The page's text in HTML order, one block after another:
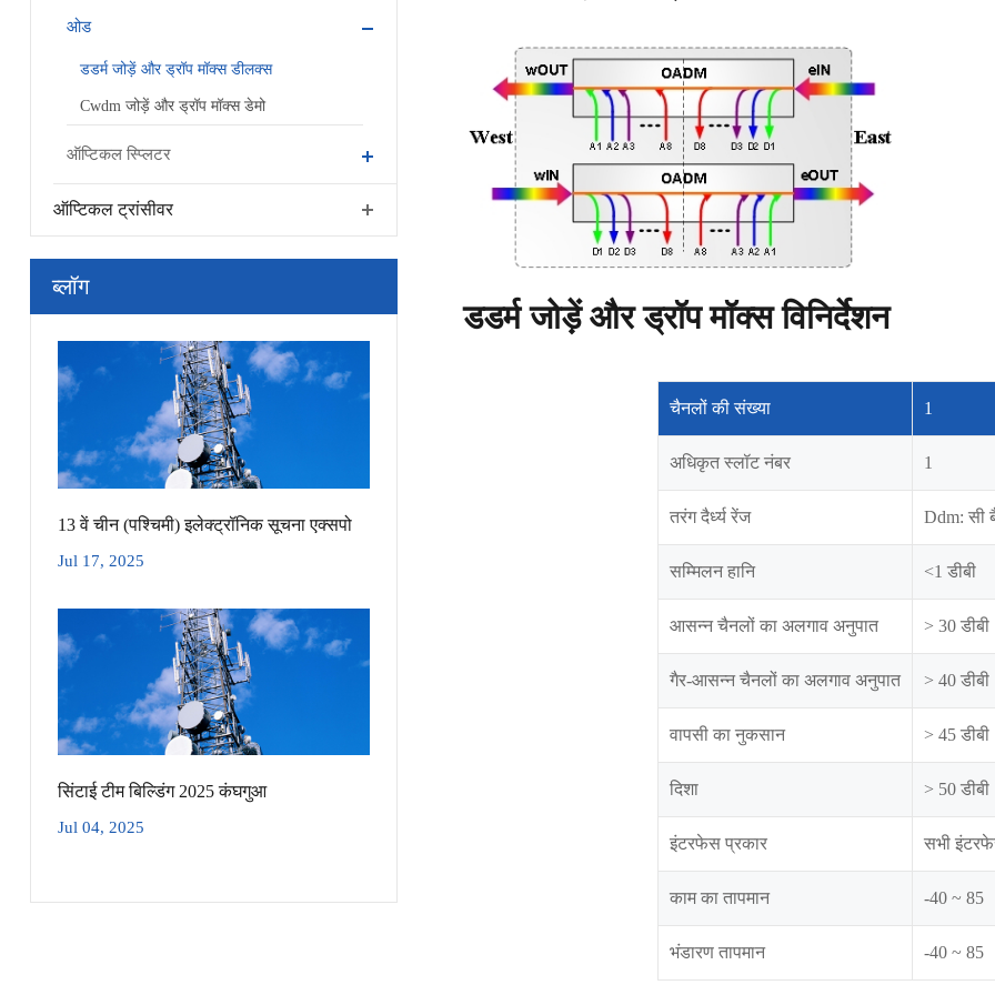
ओड
डडर्म जोड़ें और ड्रॉप मॉक्स डीलक्स
Cwdm जोड़ें और ड्रॉप मॉक्स डेमो
ऑप्टिकल स्प्लिटर
ऑप्टिकल ट्रांसीवर
ब्लॉग
13 वें चीन (पश्चिमी) इलेक्ट्रॉनिक सूचना एक्सपो
Jul 17, 2025
सिंटाई टीम बिल्डिंग 2025 कंघगुआ
Jul 04, 2025
डडर्म जोड़ें और ड्रॉप मॉक्स विनिर्देशन
चैनलों की संख्या 1
अधिकृत स्लॉट नंबर 1
तरंग दैर्ध्य रेंज Ddm: सी
सम्मिलन हानि <1 डीबी
आसन्न चैनलों का अलगाव अनुपात > 30 डीबी
गैर-आसन्न चैनलों का अलगाव अनुपात > 40 डीबी
वापसी का नुकसान > 45 डीबी
दिशा > 50 डीबी
इंटरफेस प्रकार सभी
काम का तापमान -40 ~ 85
भंडारण तापमान -40 ~ 85